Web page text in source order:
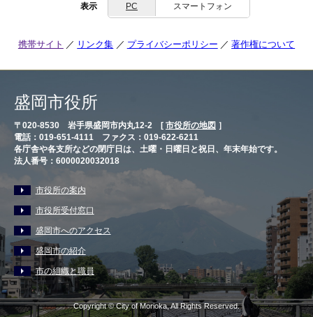
表示 PC スマートフォン
携帯サイト リンク集 プライバシーポリシー 著作権について
盛岡市役所
〒020-8530 岩手県盛岡市内丸12-2 [ 市役所の地図 ］
電話：019-651-4111 ファクス：019-622-6211
各庁舎や各支所などの閉庁日は、土曜・日曜日と祝日、年末年始です。
法人番号：6000020032018
市役所の案内
市役所受付窓口
盛岡市へのアクセス
盛岡市の紹介
市の組織と職員
Copyright © City of Morioka, All Rights Reserved.